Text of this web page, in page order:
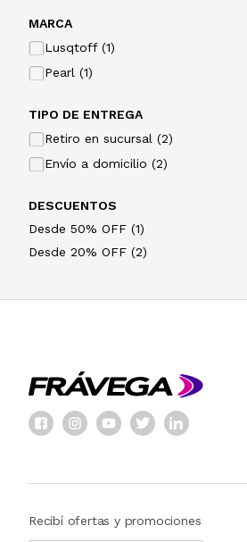
MARCA
Lusqtoff (1)
Pearl (1)
TIPO DE ENTREGA
Retiro en sucursal (2)
Envío a domicilio (2)
DESCUENTOS
Desde 50% OFF (1)
Desde 20% OFF (2)
Recibí ofertas y promociones